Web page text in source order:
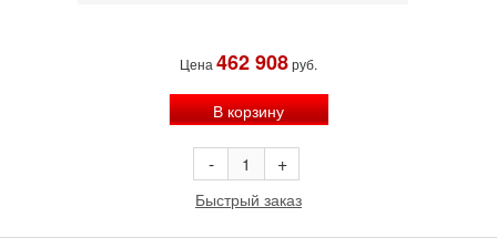
Цена 462 908руб.
В корзину
- +
Быстрый заказ